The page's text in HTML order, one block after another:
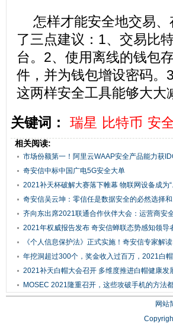
怎样才能安全地交易
了三点建议：1、交易比
台。2、使用离线的钱包
件，并为钱包增设密码。
这两样安全工具能够大
关键词：
瑞星 比特币 安
相关阅读:
市场份额第一！阿里云WAAP安全产品能力获
评...
奇安信中标中国广电5G安全大单
2021补天杯破解大赛落下帷幕 物联网设备成为
奇安信吴云坤：零信任是数据安全的必然选择
齐向东出席2021联通合作伙伴大会：运营商安
2021年权威报告发布 奇安信蝉联态势感知领导
《个人信息保护法》正式实施！奇安信专家解
年挖洞超过300个，奖金收入过百万，2021白帽
人...
2021补天白帽大会召开 多维度推进白帽健康发
MOSEC 2021隆重召开，这些攻破手机的方法
该...
网站